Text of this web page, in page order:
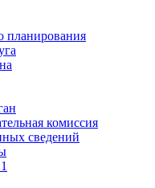
планирования
комиссия
сведений